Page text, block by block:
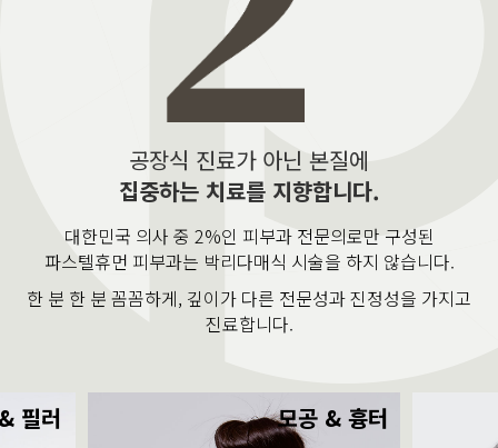
공장식 진료가 아닌 본질에
집중하는 치료를 지향합니다.
대한민국 의사 중 2%인 피부과 전문의로만 구성된
파스텔휴먼 피부과는 박리다매식 시술을 하지 않습니다.
한 분 한 분 꼼꼼하게, 깊이가 다른 전문성과 진정성을 가지고
진료합니다.
필러 모공 & 흉터